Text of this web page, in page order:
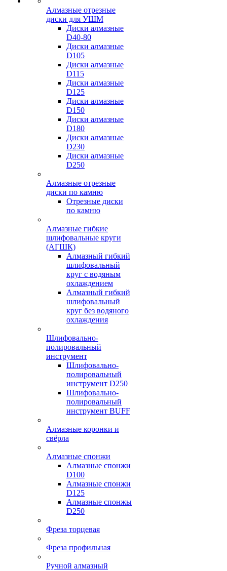
Алмазные отрезные
диски для УШМ
Диски алмазные
D40-80
Диски алмазные
D105
Диски алмазные
D115
Диски алмазные
D125
Диски алмазные
D150
Диски алмазные
D180
Диски алмазные
D230
Диски алмазные
D250
Алмазные отрезные
диски по камню
Отрезные диски
по камню
Алмазные гибкие
шлифовальные круги
(АГШК)
Алмазный гибкий
шлифовальный
круг с водяным
охлаждением
Алмазный гибкий
шлифовальный
круг без водяного
охлаждения
Шлифовально-
полировальный
инструмент
Шлифовально-
полировальный
инструмент D250
Шлифовально-
полировальный
инструмент BUFF
Алмазные коронки и
свёрла
Алмазные спонжи
Алмазные спонжи
D100
Алмазные спонжи
D125
Алмазные спонжы
D250
Фреза торцевая
Фреза профильная
Ручной алмазный